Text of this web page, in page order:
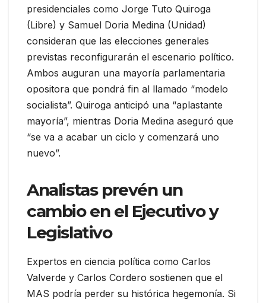
presidenciales como Jorge Tuto Quiroga
(Libre) y Samuel Doria Medina (Unidad)
consideran que las elecciones generales
previstas reconfigurarán el escenario político.
Ambos auguran una mayoría parlamentaria
opositora que pondrá fin al llamado “modelo
socialista”. Quiroga anticipó una “aplastante
mayoría”, mientras Doria Medina aseguró que
“se va a acabar un ciclo y comenzará uno
nuevo”.
Analistas prevén un
cambio en el Ejecutivo y
Legislativo
Expertos en ciencia política como Carlos
Valverde y Carlos Cordero sostienen que el
MAS podría perder su histórica hegemonía. Si